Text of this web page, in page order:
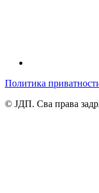
Политика
© ЈДП. Сва права